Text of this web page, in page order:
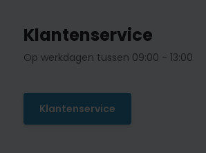
Klantenservice
Op werkdagen tussen 09:00 - 13:00
Klantenservice